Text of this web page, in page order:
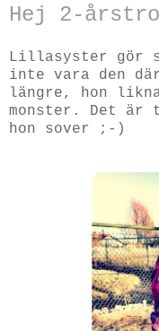
Hej 2-
Lillasyster
inte vara den
längre, hon
monster. Det
hon sover ;-)